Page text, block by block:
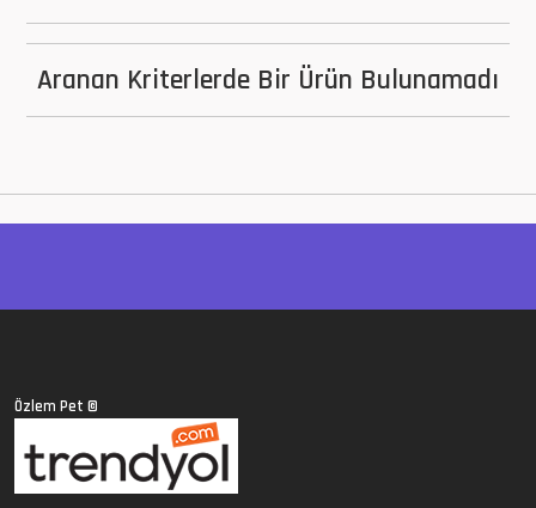
Aranan Kriterlerde Bir Ürün Bulunamadı
Özlem Pet ©